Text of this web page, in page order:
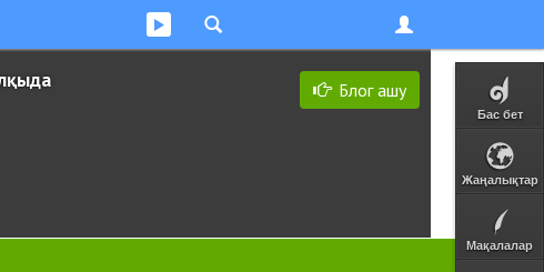
Бас бет
Жаңалықтар
Мақалалар
Блог ашу